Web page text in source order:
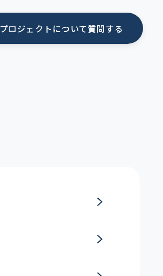
プロジェクトについて質問する